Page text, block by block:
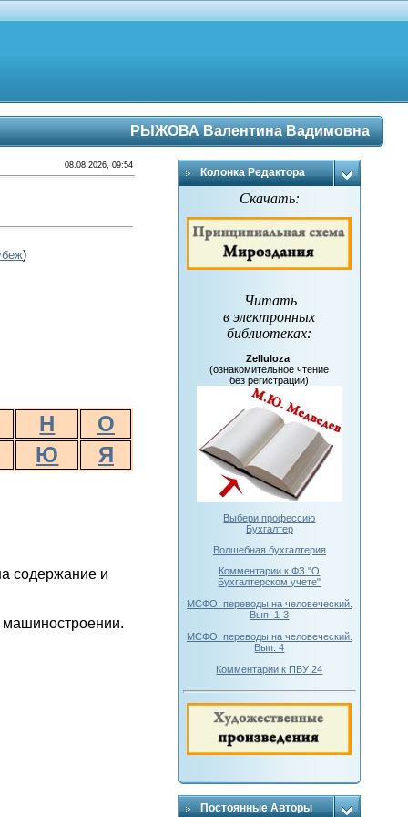
РЫЖОВА Валентина Вадимовна
08.08.2026, 09:54
)
Н
О
Ю Я
содержание и
Колонка Редактора
Скачать:
Читать
в электронных
библиотеках:
Zelluloza:
(ознакомительное чтение
без регистрации)
Выбери профессию
Бухгалтер
Волшебная бухгалтерия
Комментарии к ФЗ "О
Бухгалтерском учете"
МСФО: переводы на человеческий.
Вып. 1-3
МСФО: переводы на человеческий.
Вып. 4
Комментарии к ПБУ 24
Постоянные Авторы